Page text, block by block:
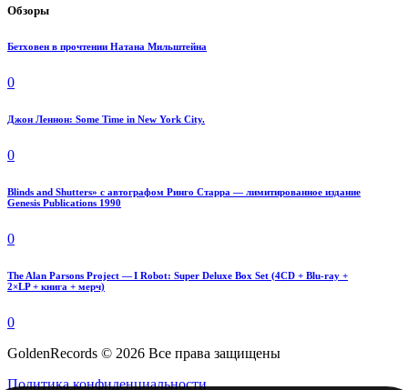
Обзоры
Бетховен в прочтении Натана Мильштейна
0
Джон Леннон: Some Time in New York City.
0
Blinds and Shutters» с автографом Ринго Старра — лимитированное издание
Genesis Publications 1990
0
The Alan Parsons Project — I Robot: Super Deluxe Box Set (4CD + Blu-ray +
2×LP + книга + мерч)
0
GoldenRecords © 2026 Все права защищены
Политика конфиденциальности